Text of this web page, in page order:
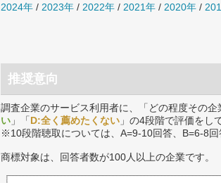
2024年 / 2023年 / 2022年 / 2021年 / 2020年 /
推奨意向
調査企業のサービス利用者に、「どの程度その
い 」「D:全く薦めたくない 」の4段階で評価をし
※10段階聴取については、A=9-10回答、B=6-8
商標対象は、回答者数が100人以上の企業です。